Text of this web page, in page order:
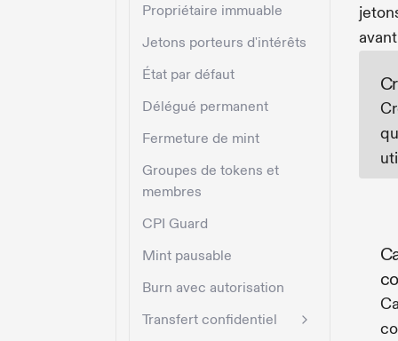
Propriétaire immuable
Jetons porteurs d'intérêts
État par défaut
Délégué permanent
Fermeture de mint
Groupes de tokens et
membres
CPI Guard
Mint pausable
Burn avec autorisation
Transfert confidentiel